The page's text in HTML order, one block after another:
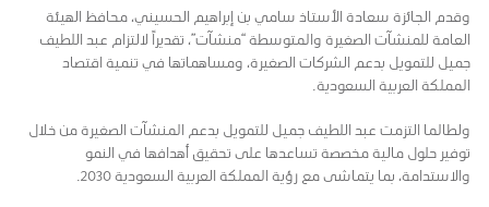
وقدم الجائزة سعادة الأستاذ سامي بن إبراهيم الحسيني، محافظ الهيئة
العامة للمنشآت الصغيرة والمتوسطة “منشآت”، تقديراً لالتزام عبد اللطيف
جميل للتمويل بدعم الشركات الصغيرة، ومساهماتها في تنمية اقتصاد
المملكة العربية السعودية.
ولطالما التزمت عبد اللطيف جميل للتمويل بدعم المنشآت الصغيرة من خلال
توفير حلول مالية مخصصة تساعدها على تحقيق أهدافها في النمو
والاستدامة، بما يتماشى مع رؤية المملكة العربية السعودية 2030.